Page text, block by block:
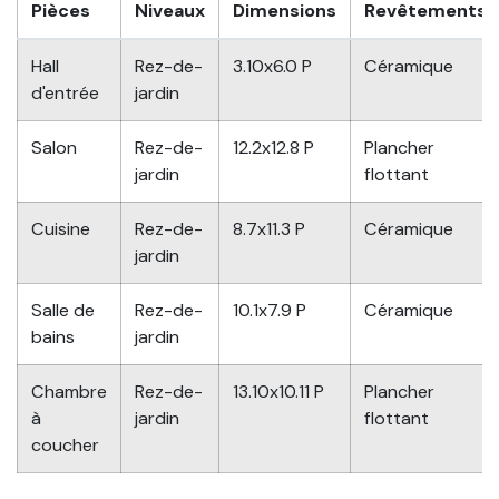
Pièces Niveaux Dimensions Revêtements
Hall
d'entrée
Rez-de-
jardin
3.10x6.0 P Céramique
Salon
Rez-de-
jardin
12.2x12.8 P
Plancher
flottant
Cuisine
Rez-de-
jardin
8.7x11.3 P Céramique
Salle de
bains
Rez-de-
jardin
10.1x7.9 P Céramique
Chambre
à
coucher
Rez-de-
jardin
13.10x10.11 P
Plancher
flottant